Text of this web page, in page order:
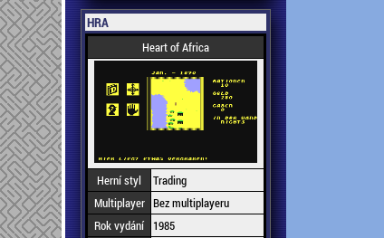
HRA
Heart of Africa
Herní styl
Trading
Multiplayer Bez multiplayeru
Rok vydání
1985